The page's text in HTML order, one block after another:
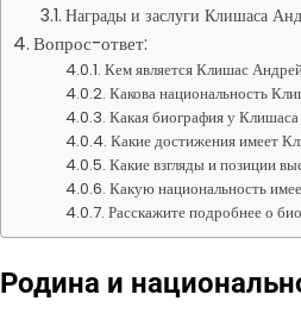
Награды и заслуги Клишаса
Вопрос-ответ:
Кем является Клишас
Какова национальность
Какая биография у
Какие достижения имеет
Какие взгляды и позиции
Какую национальность
Расскажите подробнее о
Родина и